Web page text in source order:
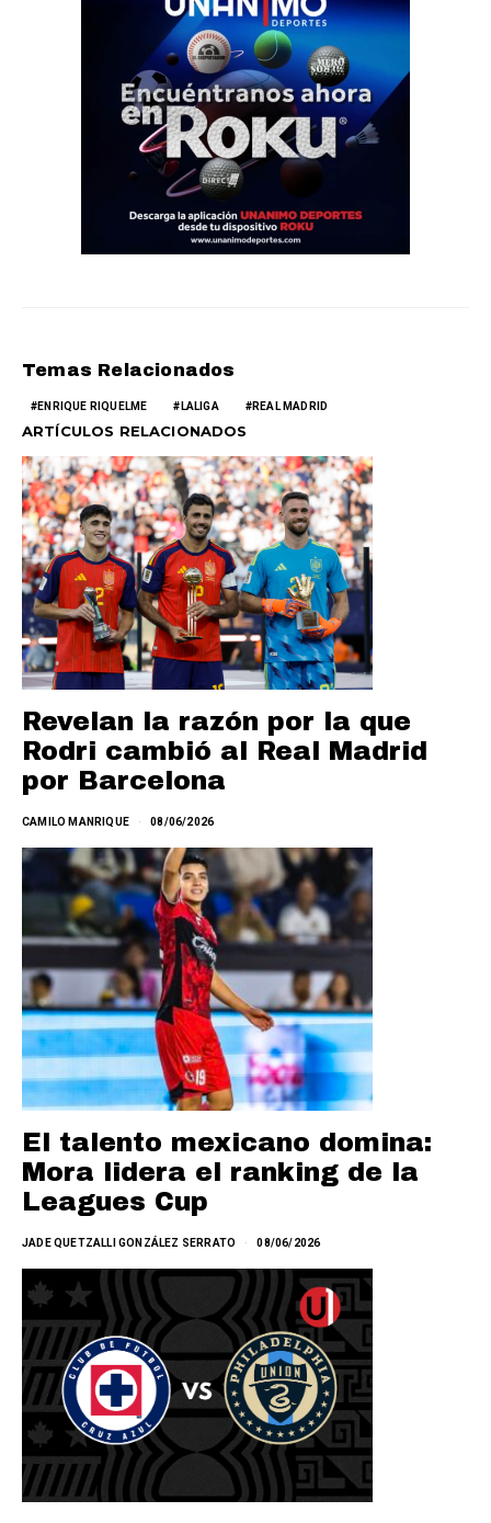
Temas Relacionados
ENRIQUE RIQUELME LALIGA REAL MADRID
ARTÍCULOS RELACIONADOS
Revelan la razón por la que
Rodri cambió al Real Madrid
por Barcelona
CAMILO MANRIQUE 08/06/2026
El talento mexicano domina:
Mora lidera el ranking de la
Leagues Cup
JADE QUETZALLI GONZÁLEZ SERRATO 08/06/2026